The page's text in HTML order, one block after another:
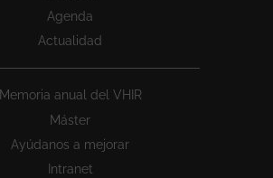
Agenda
Actualidad
Memoria anual del VHIR
Máster
Ayúdanos a mejorar
Intranet